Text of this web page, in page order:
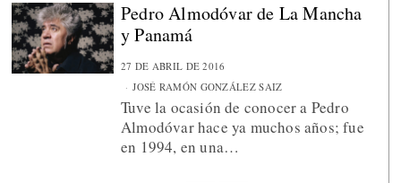
Pedro Almodóvar de La Mancha
y Panamá
27 DE ABRIL DE 2016
JOSÉ RAMÓN GONZÁLEZ SAIZ
Tuve la ocasión de conocer a Pedro
Almodóvar hace ya muchos años; fue
en 1994, en una…